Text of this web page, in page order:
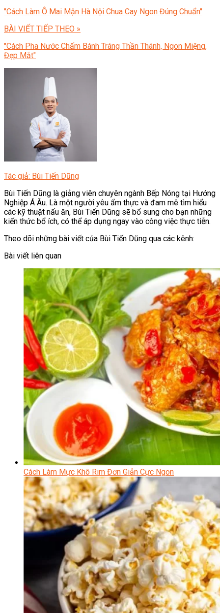
"Cách Làm Ô Mai Mận Hà Nội Chua Cay Ngon Đúng Chuẩn"
BÀI VIẾT TIẾP THEO »
"Cách Pha Nước Chấm Bánh Tráng Thần Thánh, Ngon Miệng,
Đẹp Mắt"
Tác giả: Bùi Tiến Dũng
Bùi Tiến Dũng là giảng viên chuyên ngành Bếp Nóng tại Hướng
Nghiệp Á Âu. Là một người yêu ẩm thực và đam mê tìm hiểu
các kỹ thuật nấu ăn, Bùi Tiến Dũng sẽ bổ sung cho bạn những
kiến thức bổ ích, có thể áp dụng ngay vào công việc thực tiễn.
Theo dõi những bài viết của Bùi Tiến Dũng qua các kênh:
Bài viết liên quan
Cách Làm Mực Khô Rim Đơn Giản Cực Ngon